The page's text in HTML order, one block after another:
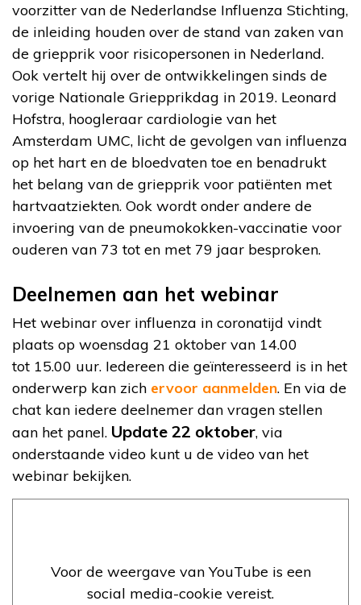
voorzitter van de Nederlandse Influenza Stichting,
de inleiding houden over de stand van zaken van
de griepprik voor risicopersonen in Nederland.
Ook vertelt hij over de ontwikkelingen sinds de
vorige Nationale Griepprikdag in 2019. Leonard
Hofstra, hoogleraar cardiologie van het
Amsterdam UMC, licht de gevolgen van influenza
op het hart en de bloedvaten toe en benadrukt
het belang van de griepprik voor patiënten met
hartvaatziekten. Ook wordt onder andere de
invoering van de pneumokokken-vaccinatie voor
ouderen van 73 tot en met 79 jaar besproken.
Deelnemen aan het webinar
Het webinar over influenza in coronatijd vindt
plaats op woensdag 21 oktober van 14.00
tot 15.00 uur. Iedereen die geïnteresseerd is in het
onderwerp kan zich ervoor aanmelden. En via de
chat kan iedere deelnemer dan vragen stellen
aan het panel. Update 22 oktober, via
onderstaande video kunt u de video van het
webinar bekijken.
Voor de weergave van YouTube is een
social media-cookie vereist.